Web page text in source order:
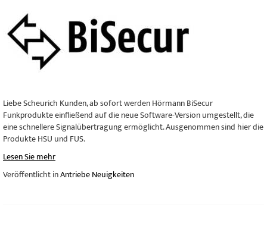
Liebe Scheurich Kunden, ab sofort werden Hörmann BiSecur
Funkprodukte einfließend auf die neue Software-Version umgestellt, die
eine schnellere Signalübertragung ermöglicht. Ausgenommen sind hier die
Produkte HSU und FUS.
Lesen Sie mehr
Veröffentlicht inAntriebe Neuigkeiten